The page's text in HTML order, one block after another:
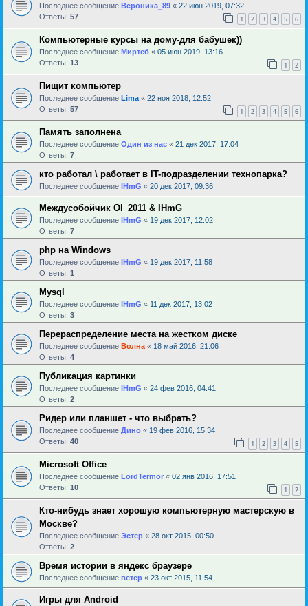
Последнее сообщение Вероника_89 « 22 июн 2019, 07:32
Ответы: 57 1 2 3 4 5 6
Компьютерные курсы на дому-для бабушек))
Последнее сообщение Миртеб « 05 июн 2019, 13:16
Ответы: 13 1 2
Пищит компьютер
Последнее сообщение Lima « 22 ноя 2018, 12:52
Ответы: 57 1 2 3 4 5 6
Память заполнена
Последнее сообщение Один из нас « 21 дек 2017, 17:04
Ответы: 7
кто работал \ работает в IT-подразделении технопарка?
Последнее сообщение IHmG « 20 дек 2017, 09:36
Междусобойчик Ol_2011 & IHmG
Последнее сообщение IHmG « 19 дек 2017, 12:02
Ответы: 7
php на Windows
Последнее сообщение IHmG « 19 дек 2017, 11:58
Ответы: 1
Mysql
Последнее сообщение IHmG « 11 дек 2017, 13:02
Ответы: 3
Перераспределение места на жестком диске
Последнее сообщение Волна « 18 май 2016, 21:06
Ответы: 4
Публикация картинки
Последнее сообщение IHmG « 24 фев 2016, 04:41
Ответы: 2
Ридер или планшет - что выбрать?
Последнее сообщение Дино « 19 фев 2016, 15:34
Ответы: 40 1 2 3 4 5
Microsoft Office
Последнее сообщение LordTermor « 02 янв 2016, 17:51
Ответы: 10 1 2
Кто-нибудь знает хорошую компьютерную мастерскую в
Москве?
Последнее сообщение Эстер « 28 окт 2015, 00:50
Ответы: 2
Время истории в яндекс браузере
Последнее сообщение ветер « 23 окт 2015, 11:54
Игры для Android